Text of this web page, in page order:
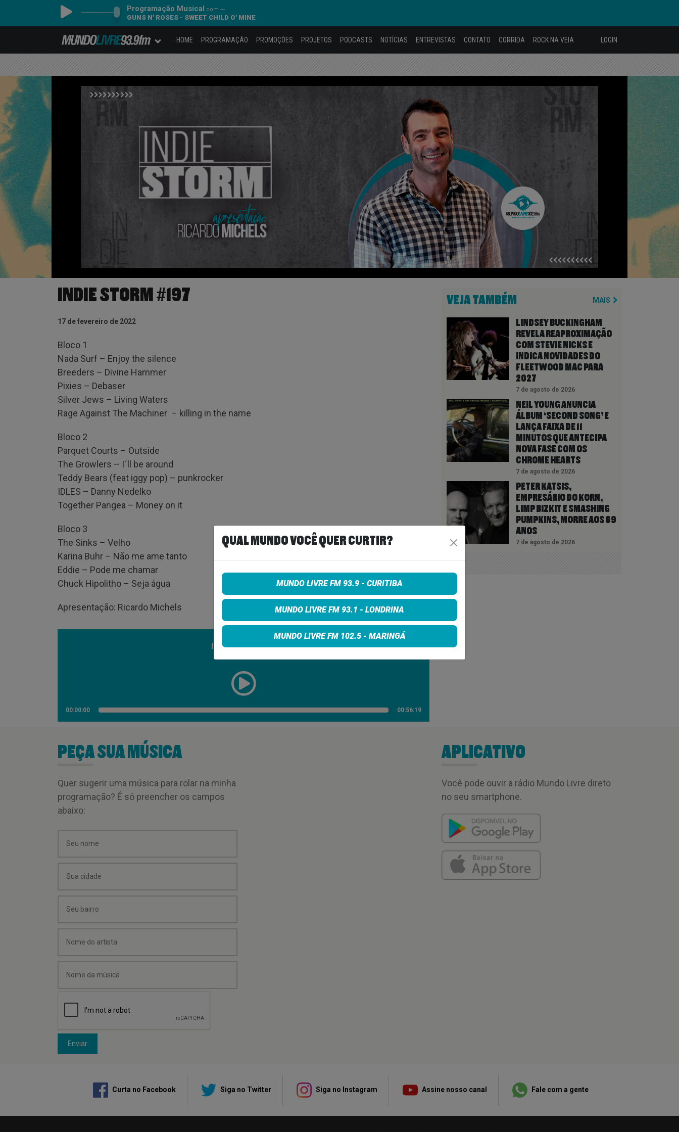
Programação Musical com ---
GUNS N' ROSES - SWEET CHILD O' MINE
HOME PROGRAMAÇÃO PROMOÇÕES PROJETOS PODCASTS NOTÍCIAS ENTREVISTAS CONTATO CORRIDA ROCK NA VEIA LOGIN
INDIE STORM #197
17 de fevereiro de 2022
Bloco 1
Nada Surf – Enjoy the silence
Breeders – Divine Hammer
Pixies – Debaser
Silver Jews – Living Waters
Rage Against The Machiner – killing in the name
Bloco 2
Parquet Courts – Outside
The Growlers – I´ll be around
Teddy Bears (feat iggy pop) – punkrocker
IDLES – Danny Nedelko
Together Pangea – Money on it
Bloco 3
The Sinks – Velho
Karina Buhr – Não me ame tanto
Eddie – Pode me chamar
Chuck Hipolitho – Seja água
Apresentação: Ricardo Michels
Indie Storm #197
00:00:00 00:56:19
VEJA TAMBÉM MAIS
LINDSEY BUCKINGHAM
REVELA REAPROXIMAÇÃO
COM STEVIE NICKS E
INDICA NOVIDADES DO
FLEETWOOD MAC PARA
2027
7 de agosto de 2026
NEIL YOUNG ANUNCIA
ÁLBUM ‘SECOND SONG’ E
LANÇA FAIXA DE 11
MINUTOS QUE ANTECIPA
NOVA FASE COM OS
CHROME HEARTS
7 de agosto de 2026
PETER KATSIS,
EMPRESÁRIO DO KORN,
LIMP BIZKIT E SMASHING
PUMPKINS, MORRE AOS 69
ANOS
7 de agosto de 2026
PEÇA SUA MÚSICA
Quer sugerir uma música para rolar na minha
programação? É só preencher os campos
abaixo:
Enviar
APLICATIVO
Você pode ouvir a rádio Mundo Livre direto
no seu smartphone.
Curta no Facebook Siga no Twitter Siga no Instagram Assine nosso canal Fale com a gente
QUAL MUNDO VOCÊ QUER CURTIR?
MUNDO LIVRE FM 93.9 - CURITIBA
MUNDO LIVRE FM 93.1 - LONDRINA
MUNDO LIVRE FM 102.5 - MARINGÁ